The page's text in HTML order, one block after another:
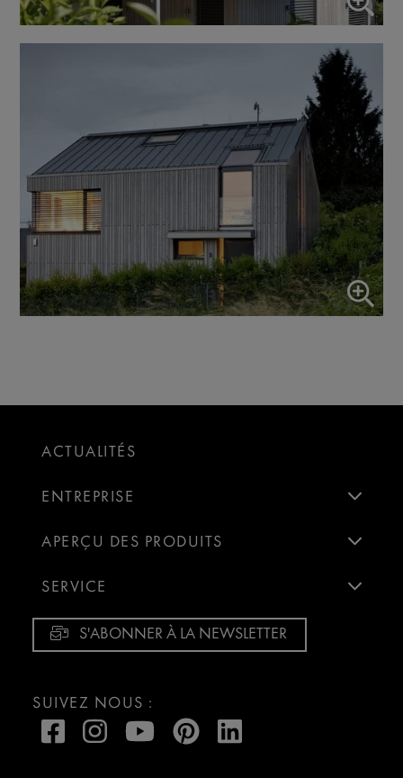
ACTUALITÉS
ENTREPRISE
APERÇU DES PRODUITS
SERVICE
S'ABONNER À LA NEWSLETTER
SUIVEZ NOUS :
services.